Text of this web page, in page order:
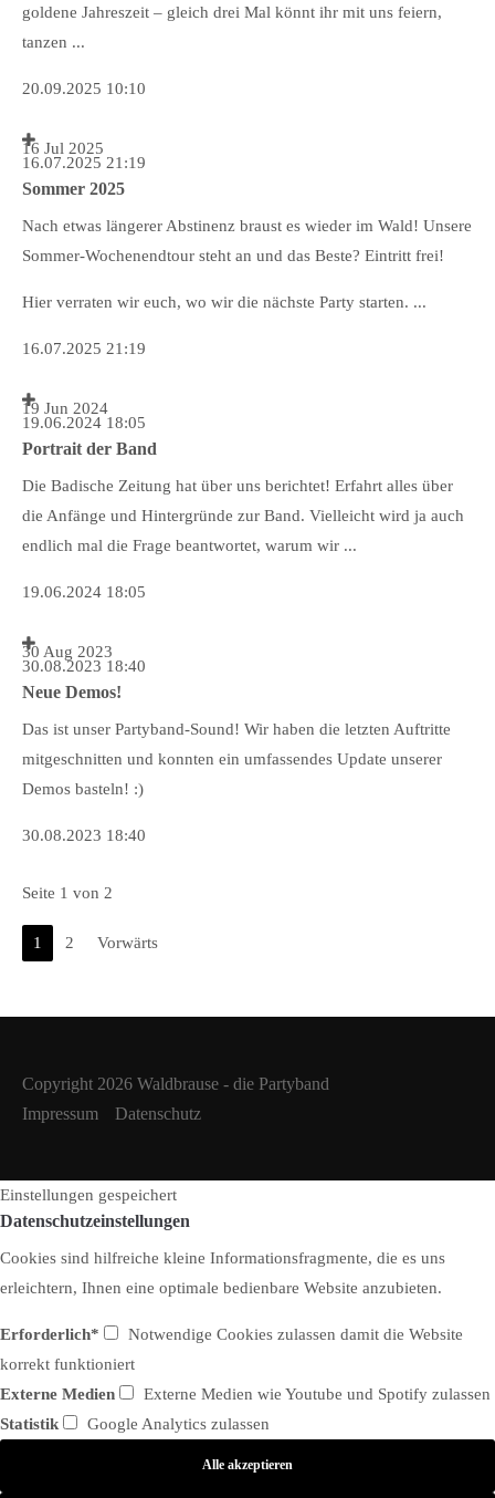
goldene Jahreszeit – gleich drei Mal könnt ihr mit uns feiern,
tanzen ...
20.09.2025 10:10
16 Jul 2025
16.07.2025 21:19
Sommer 2025
Nach etwas längerer Abstinenz braust es wieder im Wald! Unsere
Sommer-Wochenendtour steht an und das Beste? Eintritt frei!
Hier verraten wir euch, wo wir die nächste Party starten. ...
16.07.2025 21:19
19 Jun 2024
19.06.2024 18:05
Portrait der Band
Die Badische Zeitung hat über uns berichtet! Erfahrt alles über
die Anfänge und Hintergründe zur Band. Vielleicht wird ja auch
endlich mal die Frage beantwortet, warum wir ...
19.06.2024 18:05
30 Aug 2023
30.08.2023 18:40
Neue Demos!
Das ist unser Partyband-Sound! Wir haben die letzten Auftritte
mitgeschnitten und konnten ein umfassendes Update unserer
Demos basteln! :)
30.08.2023 18:40
Seite 1 von 2
1 2 Vorwärts
Copyright 2026 Waldbrause - die Partyband
Impressum
Datenschutz
Einstellungen gespeichert
Datenschutzeinstellungen
Cookies sind hilfreiche kleine Informationsfragmente, die es uns
erleichtern, Ihnen eine optimale bedienbare Website anzubieten.
Erforderlich*
Notwendige Cookies zulassen damit die Website
korrekt funktioniert
Externe Medien
Externe Medien wie Youtube und Spotify zulassen
Statistik
Google Analytics zulassen